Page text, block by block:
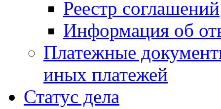
Реестр соглашений
Информация об
Платежные
иных платежей
Статус дела